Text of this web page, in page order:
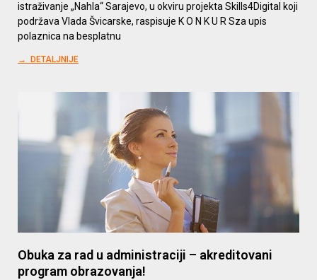
istraživanje „Nahla“ Sarajevo, u okviru projekta Skills4Digital koji
podržava Vlada Švicarske, raspisuje K O N K U R Sza upis
polaznica na besplatnu
→ DETALJNIJE
Obuka za rad u administraciji – akreditovani
program obrazovanja!